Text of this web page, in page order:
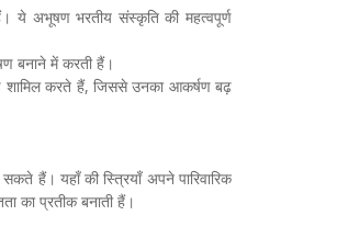
ये अभूषण भरतीय संस्कृति की महत्वपूर्ण
बनाने में करती हैं।
शामिल करते हैं, जिससे उनका आकर्षण बढ़
हैं। यहाँ की स्त्रियाँ अपने पारिवारिक
का प्रतीक बनाती हैं।